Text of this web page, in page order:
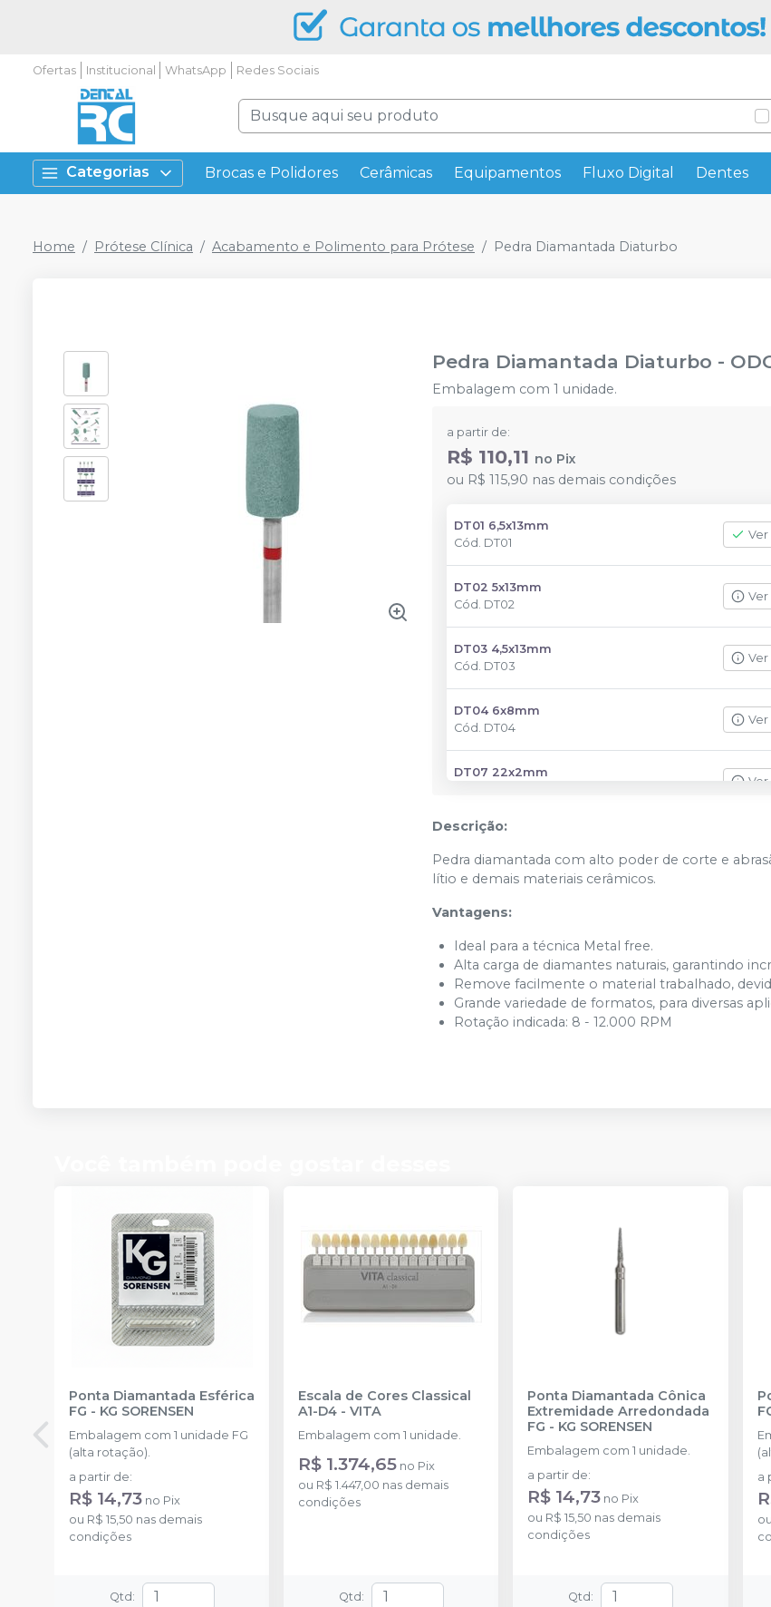
Ofertas Institucional WhatsApp Redes Sociais
Categorias Brocas e Polidores Cerâmicas Equipamentos Fluxo Digital Dentes
Home Prótese Clínica Acabamento e Polimento para Prótese Pedra Diamantada Diaturbo
Pedra Diamantada Diaturbo -
Embalagem com 1 unidade.
a partir de:
R$ 110,11 no Pix
ou R$ 115,90 nas demais condições
DT01 6,5x13mm
Cód. DT01
Ver
DT02 5x13mm
Cód. DT02
Ver
DT03 4,5x13mm
Cód. DT03
Ver
DT04 6x8mm
Cód. DT04
Ver
DT07 22x2mm
Ver
DT08 22x4,5mm
Cód.
Cód.DT09
DT11 20x2mm
DT11
Descrição:
Pedra diamantada com alto poder de corte e
lítio e demais materiais cerâmicos.
Vantagens:
Ideal para a técnica Metal free.
Alta carga de diamantes naturais, garantindo
Remove facilmente o material trabalhado,
Grande variedade de formatos, para diversas
Rotação indicada: 8 - 12.000 RPM
Ponta Diamantada Esférica
FG - KG SORENSEN
Embalagem com 1 unidade FG
(alta rotação).
a partir de:
R$ 14,73 no Pix
ou R$ 15,50 nas demais
condições
Qtd :
Escala de Cores Classical
A1-D4 -VITA
Embalagem com 1 unidade.
R$ 1.374,65 no Pix
ou R$ 1.447,00 nas demais
condições
Qtd :
Ponta Diamantada Cônica
Extremidade Arredondada
FG - KG SORENSEN
Embalagem com 1 unidade.
a partir de:
R$ 14,73 no Pix
ou R$ 15,50 nas demais
condições
Qtd :
a
ou